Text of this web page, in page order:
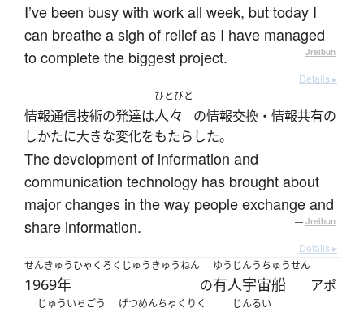
I’ve been busy with work all week, but today I
can breathe a sigh of relief as I have managed
to complete the biggest project.
— Jreibun
Details ▸
情報通信技術の発達は
ひとびと
人々
の情報交換・情報共有の
しかたに大きな変化をもたらした。
The development of information and
communication technology has brought about
major changes in the way people exchange and
share information.
— Jreibun
Details ▸
せんきゅうひゃくろくじゅうきゅうねん
1969年 の
ゆうじんうちゅうせん
有人宇宙船 アポ
じゅういちごう げつめんちゃくりく じんるい